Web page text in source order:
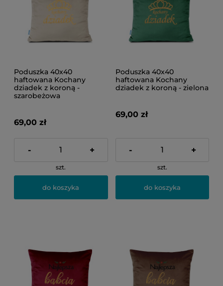
Poduszka 40x40
haftowana Kochany
dziadek z koroną -
szarobeżowa
69,00 zł
- +
szt.
do koszyka
Poduszka 40x40
haftowana Kochany
dziadek z koroną - zielona
69,00 zł
- +
szt.
do koszyka